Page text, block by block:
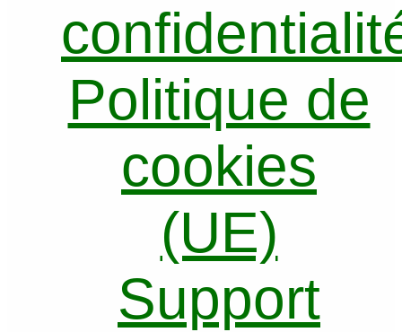
Politique de
cookies
(UE)
Support